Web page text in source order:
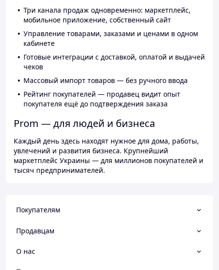
Три канала продаж одновременно: маркетплейс,
мобильное приложение, собственный сайт
Управление товарами, заказами и ценами в одном
кабинете
Готовые интеграции с доставкой, оплатой и выдачей
чеков
Массовый импорт товаров — без ручного ввода
Рейтинг покупателей — продавец видит опыт
покупателя ещё до подтверждения заказа
Prom — для людей и бизнеса
Каждый день здесь находят нужное для дома, работы,
увлечений и развития бизнеса. Крупнейший
маркетплейс Украины — для миллионов покупателей и
тысяч предпринимателей.
Покупателям
Продавцам
О нас